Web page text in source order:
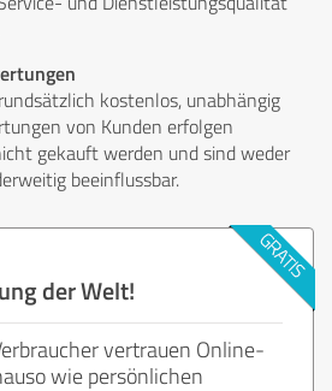
kostenlos, unabhängig
von Kunden erfolgen
gekauft werden und sind weder
beeinflussbar.
der Welt!
vertrauen Online-
wie persönlichen